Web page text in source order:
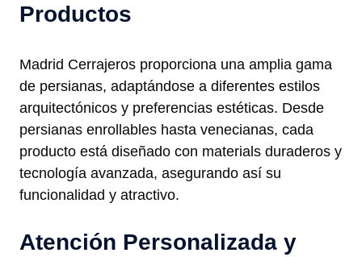
Productos
Madrid Cerrajeros proporciona una amplia gama
de persianas, adaptándose a diferentes estilos
arquitectónicos y preferencias estéticas. Desde
persianas enrollables hasta venecianas, cada
producto está diseñado con materials duraderos y
tecnología avanzada, asegurando así su
funcionalidad y atractivo.
Atención Personalizada y